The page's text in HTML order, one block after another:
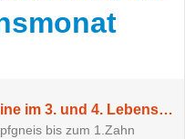
73_Babys Meilensteine im 3. und 4. Lebensmonat
bis zum 1.Zahn